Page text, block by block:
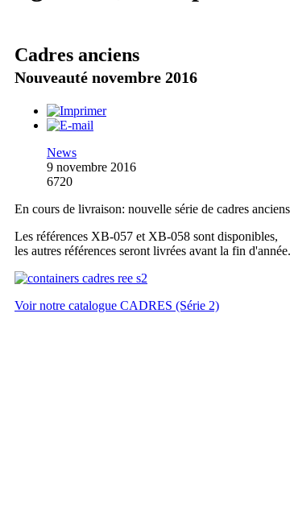
Cadres anciens
Nouveauté novembre 2016
News
9 novembre 2016
6720
En cours de livraison: nouvelle série de cadres anciens
Les références XB-057 et XB-058 sont disponibles,
les autres références seront livrées avant la fin d'année.
Voir notre catalogue CADRES (Série 2)